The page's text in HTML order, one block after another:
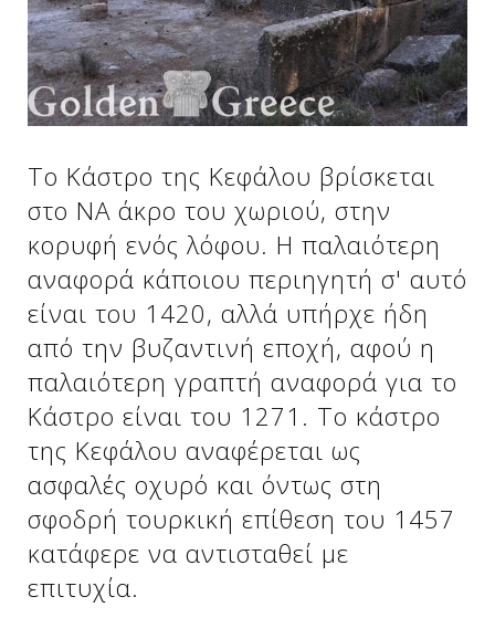
Δείτε μας:
Δείτε μας:
Δείτε μας:
Δείτε μας:
Δείτε μας:
Δείτε μας:
Δείτε μας:
Δείτε μας:
Δείτε μας:
Δείτε μας:
Δείτε μας:
Δείτε μας:
Το Κάστρο της Κεφάλου βρίσκεται
στο ΝΑ άκρο του χωριού, στην
κορυφή ενός λόφου. Η παλαιότερη
αναφορά κάποιου περιηγητή σ' αυτό
είναι του 1420, αλλά υπήρχε ήδη
από την βυζαντινή εποχή, αφού η
παλαιότερη γραπτή αναφορά για το
Κάστρο είναι του 1271. Το κάστρο
της Κεφάλου αναφέρεται ως
ασφαλές οχυρό και όντως στη
σφοδρή τουρκική επίθεση του 1457
κατάφερε να αντισταθεί με
επιτυχία.